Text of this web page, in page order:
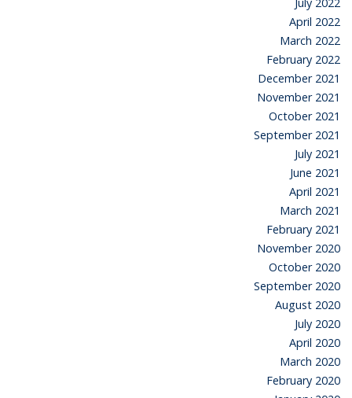
April 2022
March 2022
February 2022
December 2021
November 2021
October 2021
September 2021
July 2021
June 2021
April 2021
March 2021
February 2021
November 2020
October 2020
September 2020
August 2020
July 2020
April 2020
March 2020
February 2020